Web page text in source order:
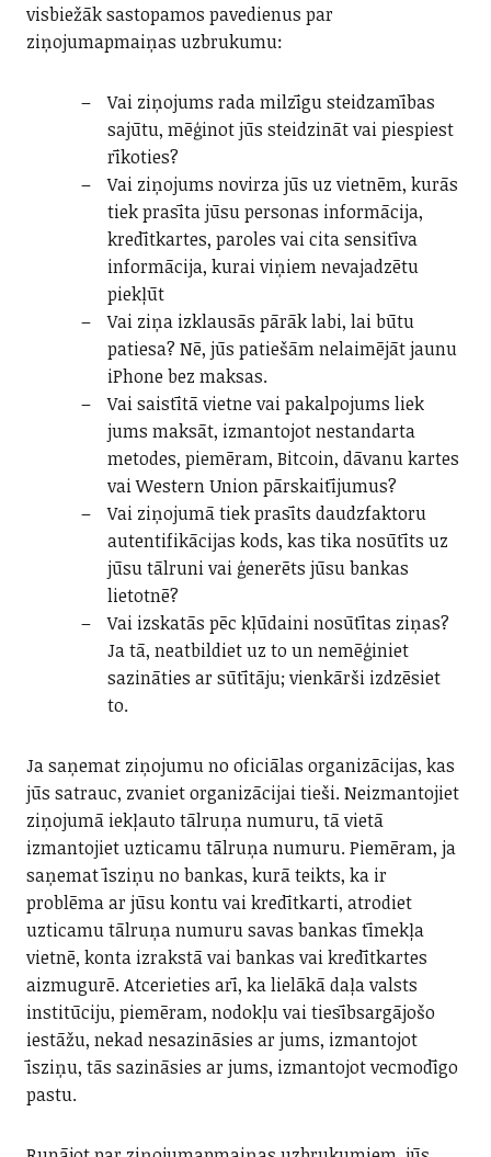
visbiežāk sastopamos pavedienus par
ziņojumapmaiņas uzbrukumu:
Vai ziņojums rada milzīgu steidzamības
sajūtu, mēģinot jūs steidzināt vai piespiest
rīkoties?
Vai ziņojums novirza jūs uz vietnēm, kurās
tiek prasīta jūsu personas informācija,
kredītkartes, paroles vai cita sensitīva
informācija, kurai viņiem nevajadzētu
piekļūt
Vai ziņa izklausās pārāk labi, lai būtu
patiesa? Nē, jūs patiešām nelaimējāt jaunu
iPhone bez maksas.
Vai saistītā vietne vai pakalpojums liek
jums maksāt, izmantojot nestandarta
metodes, piemēram, Bitcoin, dāvanu kartes
vai Western Union pārskaitījumus?
Vai ziņojumā tiek prasīts daudzfaktoru
autentifikācijas kods, kas tika nosūtīts uz
jūsu tālruni vai ģenerēts jūsu bankas
lietotnē?
Vai izskatās pēc kļūdaini nosūtītas ziņas?
Ja tā, neatbildiet uz to un nemēģiniet
sazināties ar sūtītāju; vienkārši izdzēsiet
to.
Ja saņemat ziņojumu no oficiālas organizācijas, kas
jūs satrauc, zvaniet organizācijai tieši. Neizmantojiet
ziņojumā iekļauto tālruņa numuru, tā vietā
izmantojiet uzticamu tālruņa numuru. Piemēram, ja
saņemat īsziņu no bankas, kurā teikts, ka ir
problēma ar jūsu kontu vai kredītkarti, atrodiet
uzticamu tālruņa numuru savas bankas tīmekļa
vietnē, konta izrakstā vai bankas vai kredītkartes
aizmugurē. Atcerieties arī, ka lielākā daļa valsts
institūciju, piemēram, nodokļu vai tiesībsargājošo
iestāžu, nekad nesazināsies ar jums, izmantojot
īsziņu, tās sazināsies ar jums, izmantojot vecmodīgo
pastu.